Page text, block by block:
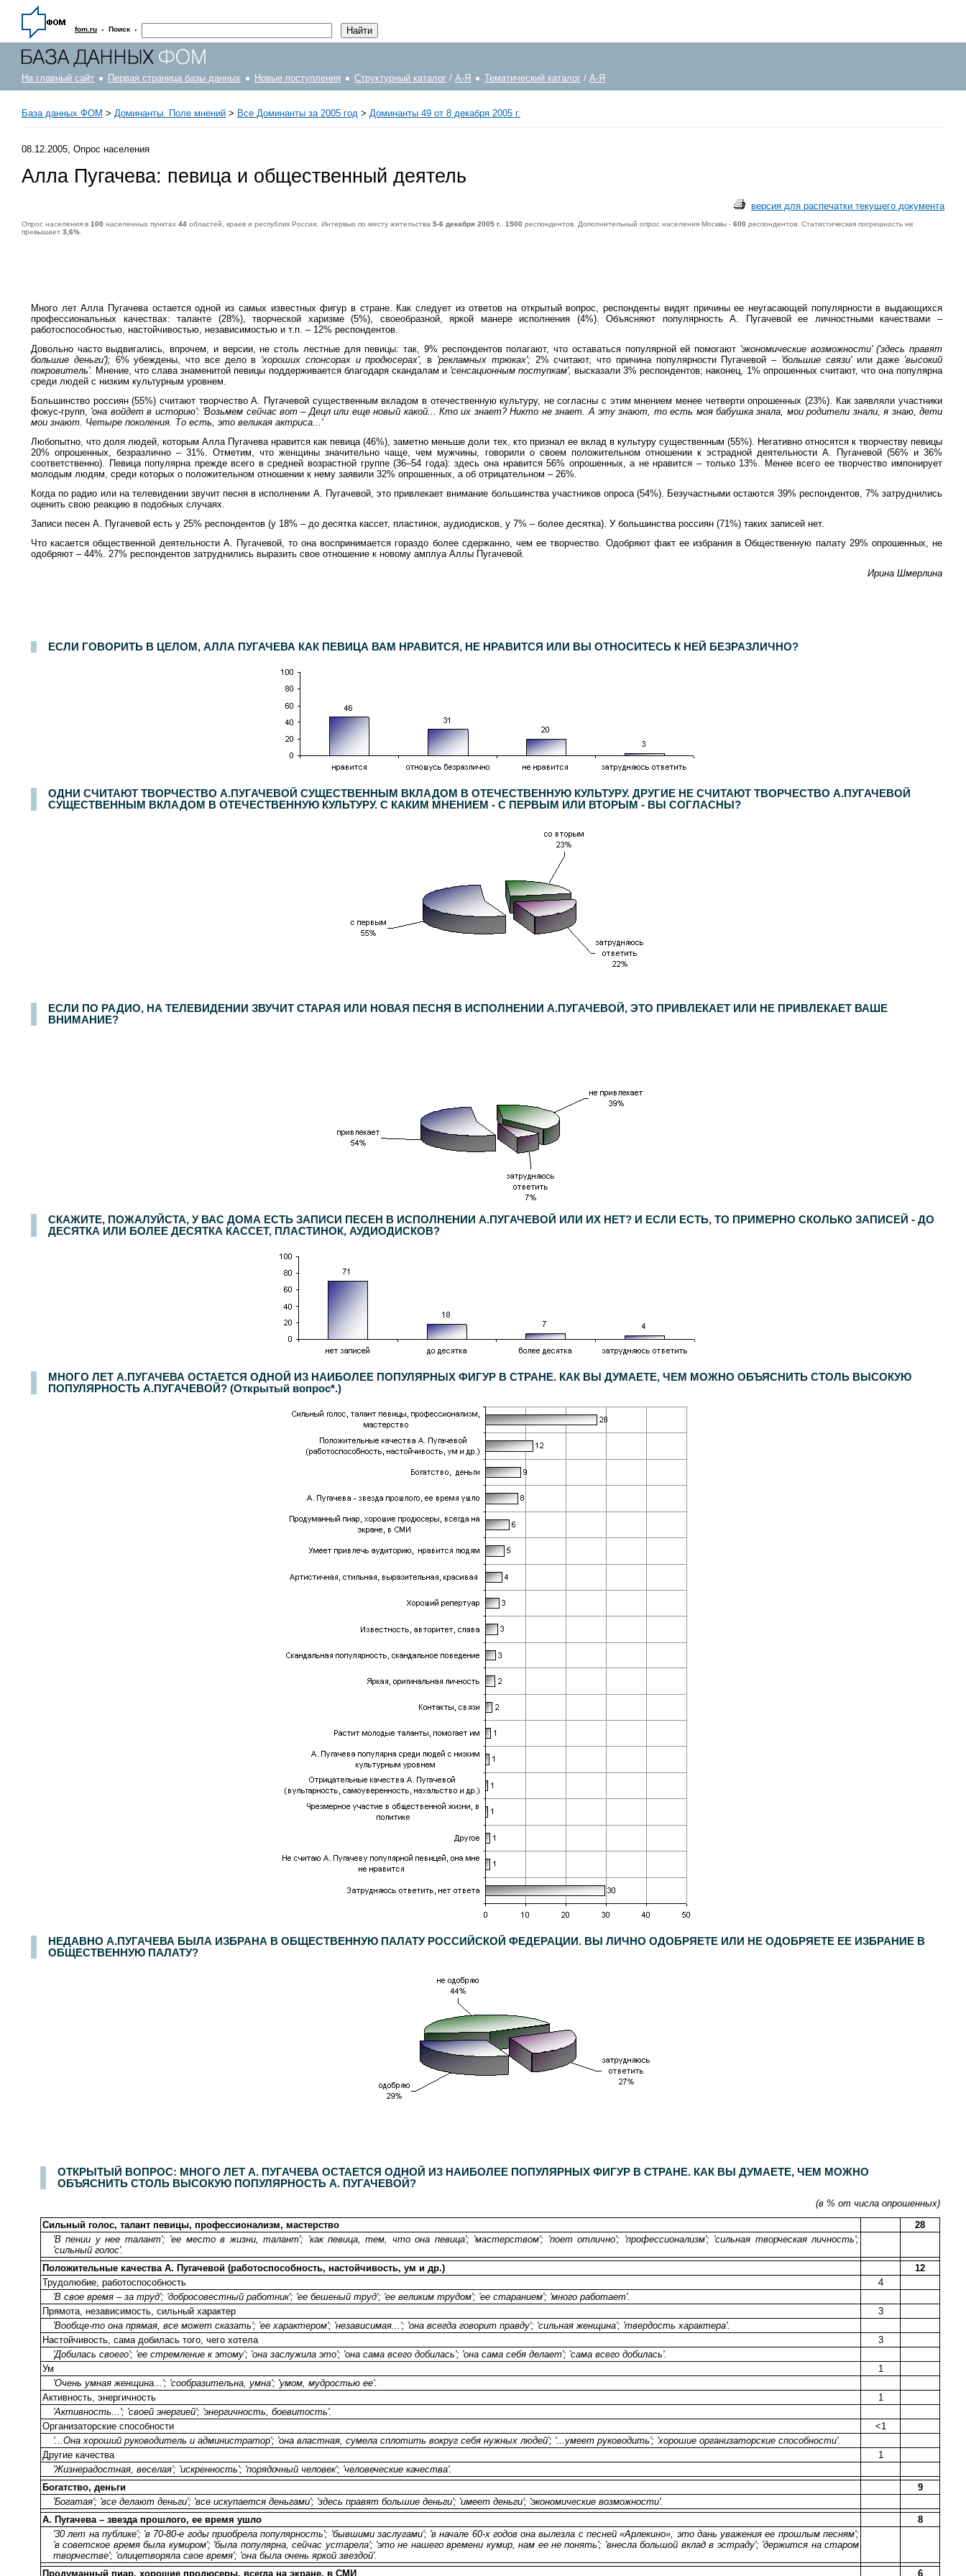
fom.ru · Поиск ·
На главный сайт Первая страница базы данных Новые поступления Структурный каталог / А-Я Тематический каталог / А-Я
База данных ФОМ > Доминанты. Поле мнений > Все Доминанты за 2005 год > Доминанты 49 от 8 декабря 2005 г.
08.12.2005, Опрос населения
Алла Пугачева: певица и общественный деятель
версия для распечатки текущего документа
Опрос населения в 100 населенных пунктах 44 областей, краев и республик России. Интервью по месту жительства 5-6 декабря 2005 г. 1500 респондентов. Дополнительный опрос населения Москвы - 600 респондентов. Статистическая погрешность не
превышает 3,6%
Много лет Алла Пугачева остается одной из самых известных фигур в стране. Как следует из ответов на открытый вопрос, респонденты видят причины ее неугасающей популярности в выдающихся
профессиональных качествах: таланте (28%), творческой харизме (5%), своеобразной, яркой манере исполнения (4%). Объясняют популярность А. Пугачевой ее личностными качествами –
работоспособностью, настойчивостью, независимостью и т.п. – 12% респондентов.
Довольно часто выдвигались, впрочем, и версии, не столь лестные для певицы: так, 9% респондентов полагают, что оставаться популярной ей помогают 'экономические возможности' ('здесь правят
большие деньги'); 6% убеждены, что все дело в 'хороших спонсорах и продюсерах',в 'рекламных трюках'; 2% считают, что причина популярности Пугачевой – 'большие связи' или даже 'высокий
покровитель'. Мнение, что слава знаменитой певицы поддерживается благодаря скандалам и 'сенсационным поступкам',высказали 3% респондентов; наконец, 1% опрошенных считают, что она популярна
среди людей с низким культурным уровнем.
Большинство россиян (55%) считают творчество А. Пугачевой существенным вкладом в отечественную культуру, не согласны с этим мнением менее четверти опрошенных (23%). Как заявляли участники
фокус-групп, 'она войдет в историю': 'Возьмем сейчас вот– Децл или еще новый какой... Кто их знает? Никто не знает. А эту знают, то есть моя бабушка знала, мои родители знали, я знаю, дети
мои знают. Четыре поколения. То есть, это великая актриса...'
Любопытно, что доля людей, которым Алла Пугачева нравится как певица (46%), заметно меньше доли тех, кто признал ее вклад в культуру существенным (55%). Негативно относятся к творчеству певицы
20% опрошенных, безразлично – 31%. Отметим, что женщины значительно чаще, чем мужчины, говорили о своем положительном отношении к эстрадной деятельности А. Пугачевой (56% и 36%
соответственно). Певица популярна прежде всего в средней возрастной группе (36–54 года): здесь она нравится 56% опрошенных, а не нравится – только 13%. Менее всего ее творчество импонирует
молодым людям, среди которых о положительном отношении к нему заявили 32% опрошенных, а об отрицательном – 26%.
Когда по радио или на телевидении звучит песня в исполнении А. Пугачевой, это привлекает внимание большинства участников опроса (54%). Безучастными остаются 39% респондентов, 7% затруднились
оценить свою реакцию в подобных случаях.
Записи песен А. Пугачевой есть у 25% респондентов (у 18% – до десятка кассет, пластинок, аудиодисков, у 7% – более десятка). У большинства россиян (71%) таких записей нет.
Что касается общественной деятельности А. Пугачевой, то она воспринимается гораздо более сдержанно, чем ее творчество. Одобряют факт ее избрания в Общественную палату 29% опрошенных, не
одобряют – 44%. 27% респондентов затруднились выразить свое отношение к новому амплуа Аллы Пугачевой.
Ирина Шмерлина
ЕСЛИ ГОВОРИТЬ В ЦЕЛОМ, АЛЛА ПУГАЧЕВА КАК ПЕВИЦА ВАМ НРАВИТСЯ, НЕ НРАВИТСЯ ИЛИ ВЫ ОТНОСИТЕСЬ К НЕЙ БЕЗРАЗЛИЧНО?
ОДНИ СЧИТАЮТ ТВОРЧЕСТВО А.ПУГАЧЕВОЙ СУЩЕСТВЕННЫМ ВКЛАДОМ В ОТЕЧЕСТВЕННУЮ КУЛЬТУРУ. ДРУГИЕ НЕ СЧИТАЮТ ТВОРЧЕСТВО А.ПУГАЧЕВОЙ
СУЩЕСТВЕННЫМ ВКЛАДОМ В ОТЕЧЕСТВЕННУЮ КУЛЬТУРУ. С КАКИМ МНЕНИЕМ - С ПЕРВЫМ ИЛИ ВТОРЫМ - ВЫ СОГЛАСНЫ?
ЕСЛИ ПО РАДИО, НА ТЕЛЕВИДЕНИИ ЗВУЧИТ СТАРАЯ ИЛИ НОВАЯ ПЕСНЯ В ИСПОЛНЕНИИ А.ПУГАЧЕВОЙ, ЭТО ПРИВЛЕКАЕТ ИЛИ НЕ ПРИВЛЕКАЕТ ВАШЕ
ВНИМАНИЕ?
СКАЖИТЕ, ПОЖАЛУЙСТА, У ВАС ДОМА ЕСТЬ ЗАПИСИ ПЕСЕН В ИСПОЛНЕНИИ А.ПУГАЧЕВОЙ ИЛИ ИХ НЕТ? И ЕСЛИ ЕСТЬ, ТО ПРИМЕРНО СКОЛЬКО ЗАПИСЕЙ - ДО
ДЕСЯТКА ИЛИ БОЛЕЕ ДЕСЯТКА КАССЕТ, ПЛАСТИНОК, АУДИОДИСКОВ?
МНОГО ЛЕТ А.ПУГАЧЕВА ОСТАЕТСЯ ОДНОЙ ИЗ НАИБОЛЕЕ ПОПУЛЯРНЫХ ФИГУР В СТРАНЕ. КАК ВЫ ДУМАЕТЕ, ЧЕМ МОЖНО ОБЪЯСНИТЬ СТОЛЬ ВЫСОКУЮ
ПОПУЛЯРНОСТЬ А.ПУГАЧЕВОЙ? (Открытый вопрос*.)
НЕДАВНО А.ПУГАЧЕВА БЫЛА ИЗБРАНА В ОБЩЕСТВЕННУЮ ПАЛАТУ РОССИЙСКОЙ ФЕДЕРАЦИИ. ВЫ ЛИЧНО ОДОБРЯЕТЕ ИЛИ НЕ ОДОБРЯЕТЕ ЕЕ ИЗБРАНИЕ В
ОБЩЕСТВЕННУЮ ПАЛАТУ?
ОТКРЫТЫЙ ВОПРОС: МНОГО ЛЕТ А. ПУГАЧЕВА ОСТАЕТСЯ ОДНОЙ ИЗ НАИБОЛЕЕ ПОПУЛЯРНЫХ ФИГУР В СТРАНЕ. КАК ВЫ ДУМАЕТЕ, ЧЕМ МОЖНО
ОБЪЯСНИТЬ СТОЛЬ ВЫСОКУЮ ПОПУЛЯРНОСТЬ А. ПУГАЧЕВОЙ?
(в % от числа опрошенных)
Сильный голос, талант певицы, профессионализм, мастерство
28
'В пении у нее талант'; 'ее место в жизни, талант'; 'как певица, тем, что она певица'; 'мастерством'; 'поет отлично'; 'профессионализм'; 'сильная творческая личность';
'сильный голос'.
Положительные качества А. Пугачевой (работоспособность, настойчивость, ум и др.)
12
Трудолюбие, работоспособность
4
'В свое время – за труд'; 'добросовестный работник'; 'ее бешеный труд'; 'ее великим трудом'; 'ее старанием'; 'много работает'.
Прямота, независимость, сильный характер
3
'Вообще-то она прямая, все может сказать'; 'ее характером'; 'независимая...'; 'она всегда говорит правду'; 'сильная женщина'; 'твердость характера'.
Настойчивость, сама добилась того, чего хотела
3
'Добилась своего'; 'ее стремление к этому'; 'она заслужила это'; 'она сама всего добилась'; 'она сама себя делает'; 'сама всего добилась'.
Ум
1
'Очень умная женщина...'; 'сообразительна, умна'; 'умом, мудростью ее'.
Активность, энергичность
1
'Активность...'; 'своей энергией'; 'энергичность, боевитость'.
Организаторские способности
<1
'...Она хороший руководитель и администратор'; 'она властная, сумела сплотить вокруг себя нужных людей'; '...умеет руководить'; 'хорошие организаторские способности'.
Другие качества
1
'Жизнерадостная, веселая'; 'искренность'; 'порядочный человек'; 'человеческие качества'.
Богатство, деньги
9
'Богатая'; 'все делают деньги'; 'все искупается деньгами'; 'здесь правят большие деньги'; 'имеет деньги'; 'экономические возможности'.
А. Пугачева – звезда прошлого, ее время ушло
8
'30 лет на публике'; 'в 70-80-е годы приобрела популярность'; 'бывшими заслугами'; 'в начале 60-х годов она вылезла с песней «Арлекино», это дань уважения ее прошлым песням';
'в советское время была кумиром'; 'была популярна, сейчас устарела'; 'это не нашего времени кумир, нам ее не понять'; 'внесла большой вклад в эстраду'; 'держится на старом
творчестве'; 'олицетворяла свое время'; 'она была очень яркой звездой'.
Продуманный пиар, хорошие продюсеры, всегда на экране, в СМИ
6